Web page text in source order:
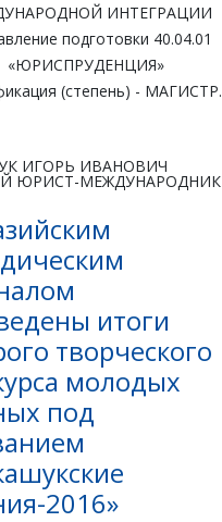
ИНТЕГРАЦИИ
подготовки 40.04.01
«ЮРИСПРУДЕНЦИЯ»
(степень) - МАГИСТР.
ИГОРЬ ИВАНОВИЧ
ЮРИСТ-МЕЖДУНАРОДНИК
итоги
творческого
молодых
под
2016»